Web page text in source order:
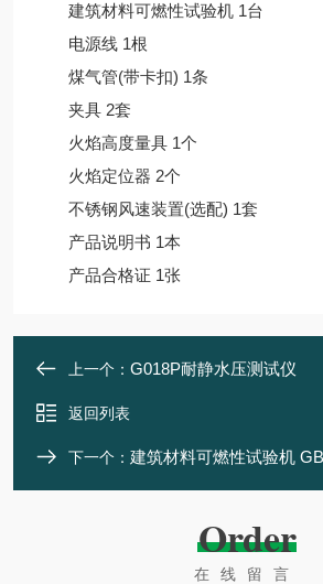
建筑材料可燃性试验机 1台
电源线 1根
煤气管(带卡扣) 1条
夹具 2套
火焰高度量具 1个
火焰定位器 2个
不锈钢风速装置(选配) 1套
产品说明书 1本
产品合格证 1张
上一个： G018P耐静水压测试仪
返回列表
下一个： 建筑材料可燃性试验机
Order
在线留言